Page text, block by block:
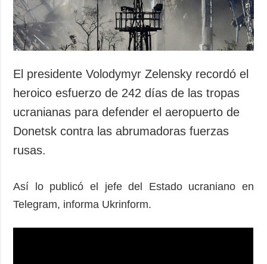
Crimen
Desastres y
emergencias
ADICIONAL
Podcasts
Publicaciones
Entrevistas
Releases
SERVICIOS
Suscripción
imágenes
El presidente Volodymyr Zelensky recordó el
heroico esfuerzo de 242 días de las tropas
ucranianas para defender el aeropuerto de
Donetsk contra las abrumadoras fuerzas
rusas.
Así lo publicó el jefe del Estado ucraniano en
Telegram, informa Ukrinform.